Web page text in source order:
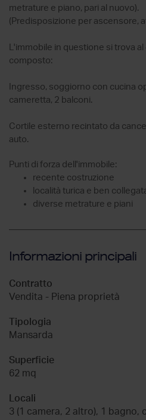
metrature e piano, pari al nuovo).
(Predisposizione per ascensore,
L'immobile in questione si trova
composto:
Ingresso, soggiorno con cucina
cameretta, 2 balconi.
Cortile esterno recintato da
auto.
Punti di forza dell'immobile:
recente costruzione
località turica e ben
diverse metrature e piani
Informazioni principali
Contratto
Vendita - Piena proprietà
Tipologia
Mansarda
Superficie
62 mq
Locali
3 (1 camera, 2 altro), 1 bagno,